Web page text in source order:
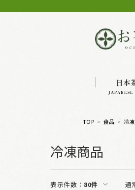
日本
JAPANESE
TOP 食品 冷
冷凍商品
表示件数： 80件 通